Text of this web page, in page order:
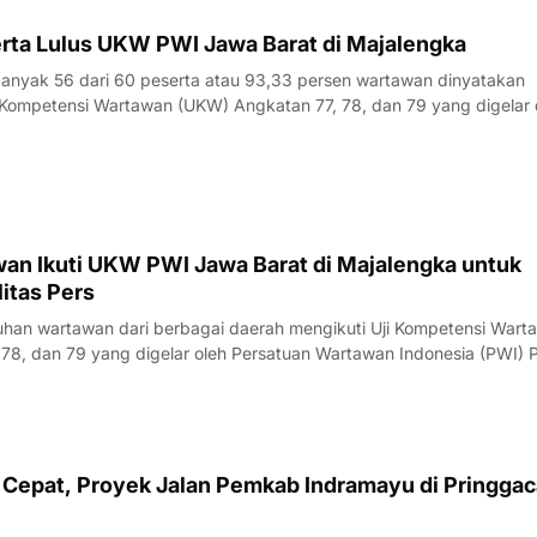
Lulus UKW PWI Jawa Barat di Majalengka
56 dari 60 peserta atau 93,33 persen wartawan dinyatakan
Wartawan (UKW) Angkatan 77, 78, dan 79 yang digelar
Juli 2026.Penguji UKW, Rita, menyampaikan hasil evaluasi akhir
Ikuti UKW PWI Jawa Barat di Majalengka untuk
Pers
wartawan dari berbagai daerah mengikuti Uji Kompetensi
dan 79 yang digelar oleh Persatuan Wartawan Indonesia (PWI)
Rabu (22/7/2026).Pelaksana Tugas (Plt) Ketua PWI Jawa
Proyek Jalan Pemkab Indramayu di